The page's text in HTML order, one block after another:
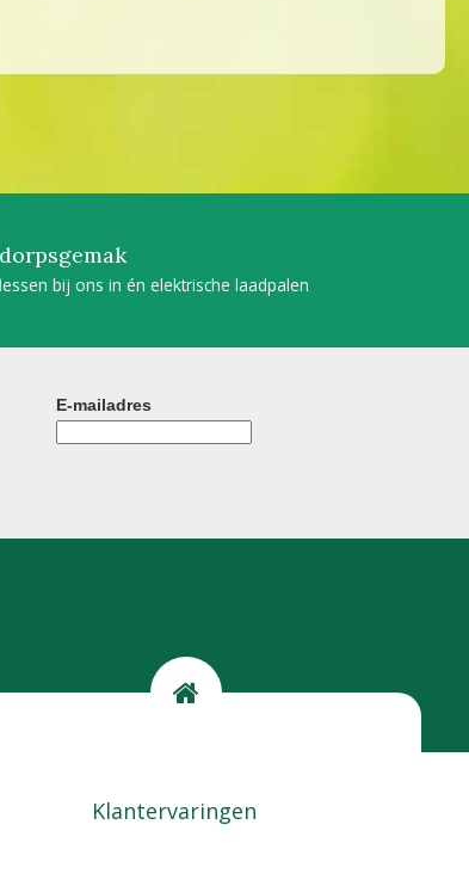
bij ons in én elektrische laadpalen
E-mailadres
Locatie
Klantervaringen